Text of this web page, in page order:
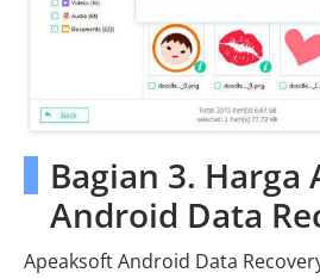
Bagian 3. Harga
Android Data
Apeaksoft Android Data